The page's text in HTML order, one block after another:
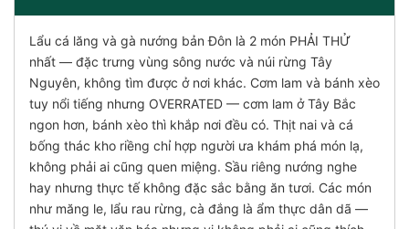
Lẩu cá lăng và gà nướng bản Đôn là 2 món PHẢI THỬ
nhất — đặc trưng vùng sông nước và núi rừng Tây
Nguyên, không tìm được ở nơi khác. Cơm lam và bánh xèo
tuy nổi tiếng nhưng OVERRATED — cơm lam ở Tây Bắc
ngon hơn, bánh xèo thì khắp nơi đều có. Thịt nai và cá
bống thác kho riềng chỉ hợp người ưa khám phá món lạ,
không phải ai cũng quen miệng. Sầu riêng nướng nghe
hay nhưng thực tế không đặc sắc bằng ăn tươi. Các món
như măng le, lẩu rau rừng, cà đắng là ẩm thực dân dã —